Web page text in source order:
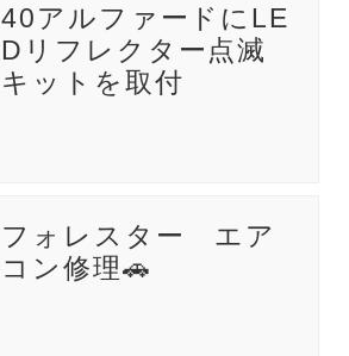
40アルファードにLE
Dリフレクター点滅
キットを取付
フォレスター エア
コン修理🚗